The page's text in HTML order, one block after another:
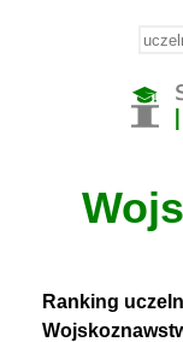
Ranking